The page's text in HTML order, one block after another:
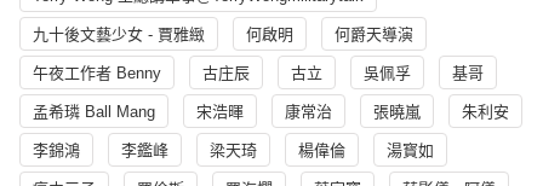
九十後文藝少女 - 賈雅緻 何啟明 何爵天導演
午夜工作者 Benny 古庄辰 古立 吳佩孚 基哥
孟希璘 Ball Mang 宋浩暉 康常治 張曉嵐 朱利安
李錦鴻 李鑑峰 梁天琦 楊偉倫 湯寳如